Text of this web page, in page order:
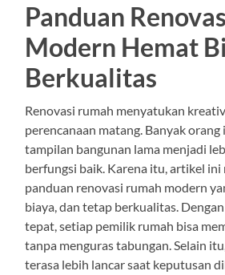
Panduan
Modern Hemat
Berkualitas
Renovasi rumah menyatukan
perencanaan matang. Banyak
tampilan bangunan lama menjadi
berfungsi baik. Karena itu, artikel ini
panduan renovasi rumah modern
biaya, dan tetap berkualitas.
tepat, setiap pemilik rumah bisa
tanpa menguras tabungan. Selain
terasa lebih lancar saat keputusan